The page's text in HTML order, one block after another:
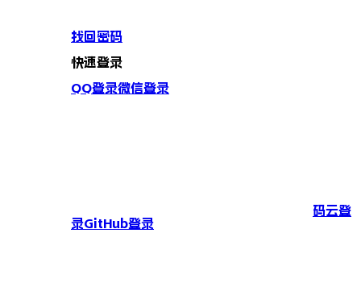
找回密码
快速登录
QQ登录微信登录
码云登
录GitHub登录